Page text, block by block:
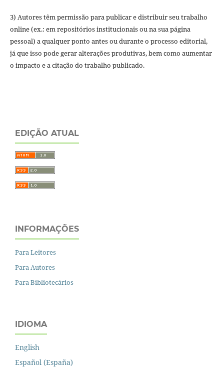
3) Autores têm permissão para publicar e distribuir seu trabalho
online (ex.: em repositórios institucionais ou na sua página
pessoal) a qualquer ponto antes ou durante o processo editorial,
já que isso pode gerar alterações produtivas, bem como aumentar
o impacto e a citação do trabalho publicado.
EDIÇÃO ATUAL
INFORMAÇÕES
Para Leitores
Para Autores
Para Bibliotecários
IDIOMA
English
Español (España)